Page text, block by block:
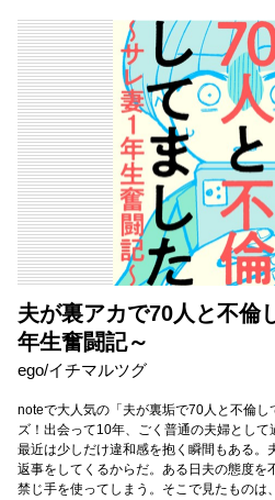
夫が裏アカで70人と不倫
年生奮闘記～
ego/イチマルツグ
noteで大人気の「夫が裏垢で70人と不倫し
ズ！出会って10年、ごく普通の夫婦とし
最近は少しだけ違和感を抱く瞬間もある。
返事をしてくるからだ。ある日夫の態度を
禁じ手を使ってしまう。そこで見たものは